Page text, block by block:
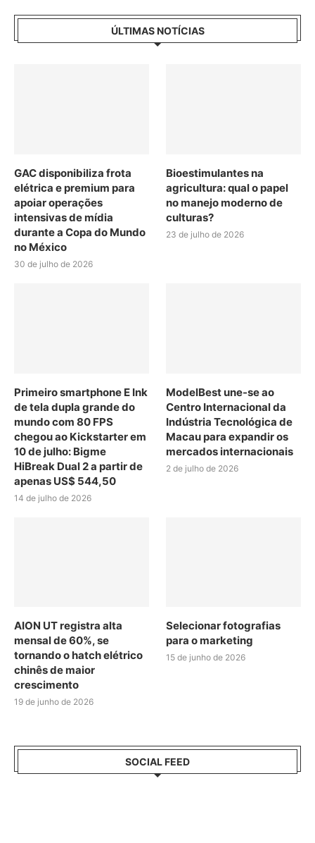
ÚLTIMAS NOTÍCIAS
GAC disponibiliza frota
elétrica e premium para
apoiar operações
intensivas de mídia
durante a Copa do Mundo
no México
30 de julho de 2026
Bioestimulantes na
agricultura: qual o papel
no manejo moderno de
culturas?
23 de julho de 2026
Primeiro smartphone E Ink
de tela dupla grande do
mundo com 80 FPS
chegou ao Kickstarter em
10 de julho: Bigme
HiBreak Dual 2 a partir de
apenas US$ 544,50
14 de julho de 2026
ModelBest une-se ao
Centro Internacional da
Indústria Tecnológica de
Macau para expandir os
mercados internacionais
2 de julho de 2026
AION UT registra alta
mensal de 60%, se
tornando o hatch elétrico
chinês de maior
crescimento
19 de junho de 2026
Selecionar fotografias
para o marketing
15 de junho de 2026
SOCIAL FEED